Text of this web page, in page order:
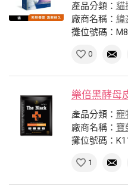
產品分類： 貓
廠商名稱： 緯
攤位號碼：
0
樂倍黑酵母
產品分類： 寵
廠商名稱： 寶
攤位號碼：
1